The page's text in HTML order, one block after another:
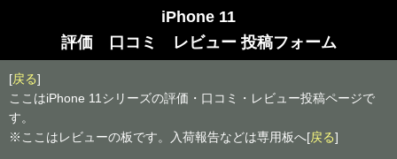
iPhone 11
評価 口コミ レビュー 投稿フォーム
[戻る]
ここはiPhone 11シリーズの評価・口コミ・レビュー投稿ページで
す。
※ここはレビューの板です。入荷報告などは専用板へ[戻る]